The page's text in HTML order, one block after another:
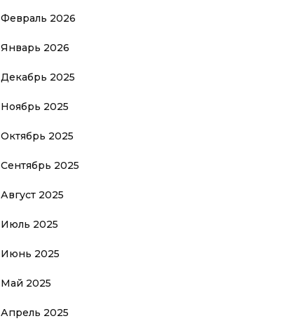
Февраль 2026
Январь 2026
Декабрь 2025
Ноябрь 2025
Октябрь 2025
Сентябрь 2025
Август 2025
Июль 2025
Июнь 2025
Май 2025
Апрель 2025